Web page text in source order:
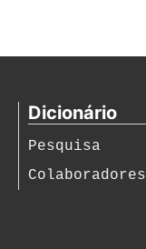
Dicionário
Pesquisa
Colaboradores